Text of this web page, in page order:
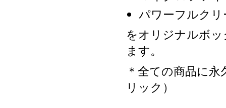
パワーフルク
をオリジナルボ
ます。
＊全ての商品に
リック）